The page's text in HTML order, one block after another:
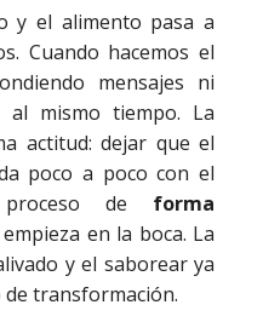
y el alimento pasa a
Cuando hacemos el
mensajes ni
mismo tiempo. La
actitud: dejar que el
poco a poco con el
de forma
en la boca. La
y el saborear ya
transformación.